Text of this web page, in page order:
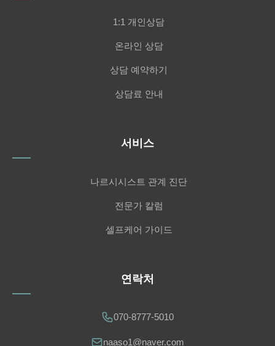
1:1 개인상담
온라인 상담
상담 예약하기
상담료 안내
서비스
나르시시스트 관계 진단
전문가 칼럼
셀프케어 가이드
연락처
070-8777-5010
naaso1@naver.com